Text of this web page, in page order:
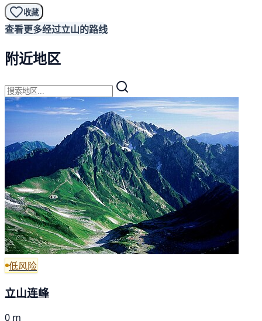
收藏
查看更多经过立山的路线
附近地区
低风险
立山连峰
0 m